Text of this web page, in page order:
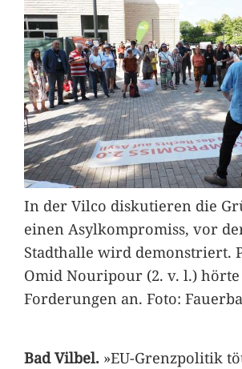
In der Vilco diskutieren die
einen Asylkompromiss, vor
Stadthalle wird demonstriert.
Omid Nouripour (2. v. l.)
Forderungen an. Foto:
Bad Vilbel.»EU-Grenzpolitik